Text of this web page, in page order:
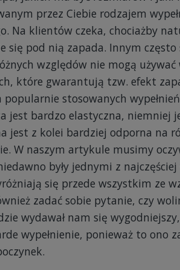
przez Ciebie rodzajem
Na klientów czeka, chociażby
pod nią zapada. Innym
względów nie mogą używać
które gwarantują tzw. efekt
stosowanych
jest bardzo elastyczna, niemniej
jest z kolei bardziej odporna na
W naszym artykule musimy
były jednymi z
się przede wszystkim ze
zadać sobie pytanie, czy
wydawał nam się
wypełnienie, ponieważ to ono